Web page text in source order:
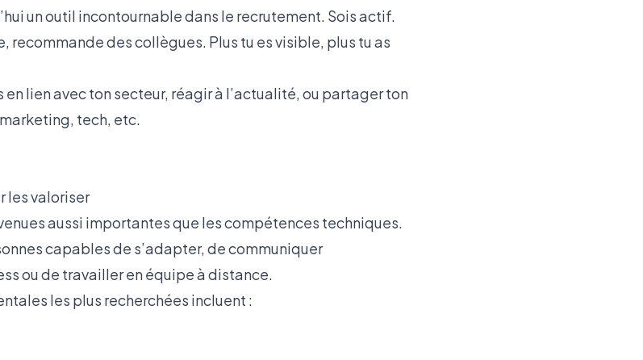
un outil incontournable dans le recrutement. Sois actif.
recommande des collègues. Plus tu es visible, plus tu as
en lien avec ton secteur, réagir à l’actualité, ou partager ton
tech, etc.
les valoriser
aussi importantes que les compétences techniques.
capables de s’adapter, de communiquer
ou de travailler en équipe à distance.
les plus recherchées incluent :